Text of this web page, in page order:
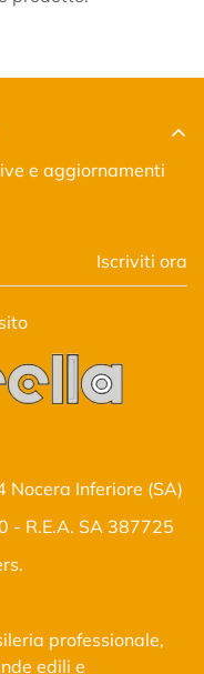
Inferiore (SA)
- R.E.A. SA 387725
professionale,
edili e
e aggiornamenti
Iscriviti ora